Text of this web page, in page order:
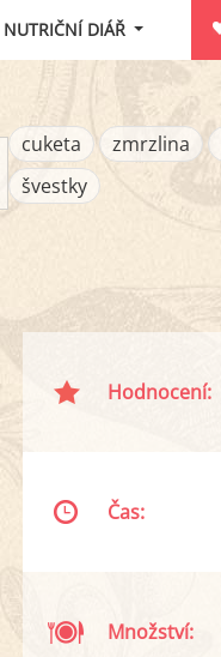
NUTRIČNÍ DIÁŘ
cuketa
zmrzlina
švestky
Hodnocení:
Čas:
Množství: